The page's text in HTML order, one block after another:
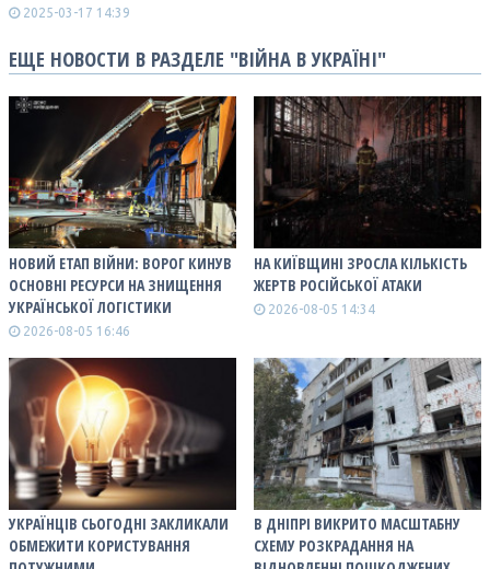
2025-03-17 14:39
ЕЩЕ НОВОСТИ В РАЗДЕЛЕ "ВІЙНА В УКРАЇНІ"
НОВИЙ ЕТАП ВІЙНИ: ВОРОГ КИНУВ
ОСНОВНІ РЕСУРСИ НА ЗНИЩЕННЯ
УКРАЇНСЬКОЇ ЛОГІСТИКИ
2026-08-05 16:46
НА КИЇВЩИНІ ЗРОСЛА КІЛЬКІСТЬ
ЖЕРТВ РОСІЙСЬКОЇ АТАКИ
2026-08-05 14:34
УКРАЇНЦІВ СЬОГОДНІ ЗАКЛИКАЛИ
ОБМЕЖИТИ КОРИСТУВАННЯ
В ДНІПРІ ВИКРИТО МАСШТАБНУ
СХЕМУ РОЗКРАДАННЯ НА